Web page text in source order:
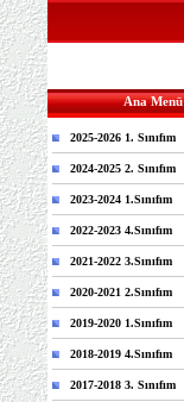
Ana Menü
2025-2026 1. Sınıfım
2024-2025 2. Sınıfım
2023-2024 1.Sınıfım
2022-2023 4.Sınıfım
2021-2022 3.Sınıfım
2020-2021 2.Sınıfım
2019-2020 1.Sınıfım
2018-2019 4.Sınıfım
2017-2018 3. Sınıfım